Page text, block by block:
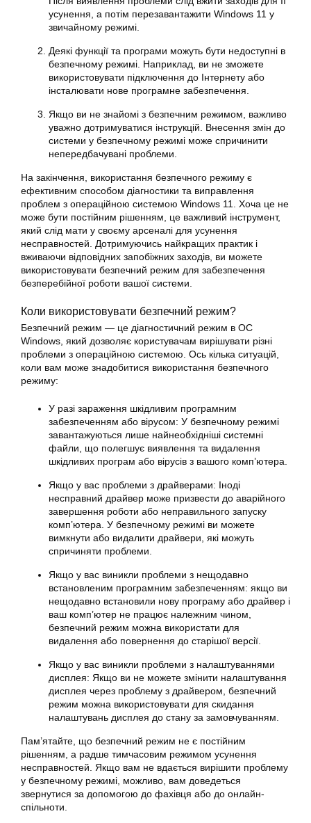
усунення, а потім перезавантажити Windows 11 у
звичайному режимі.
Деякі функції та програми можуть бути недоступні в
безпечному режимі. Наприклад, ви не зможете
використовувати підключення до Інтернету або
інсталювати нове програмне забезпечення.
Якщо ви не знайомі з безпечним режимом, важливо
уважно дотримуватися інструкцій. Внесення змін до
системи у безпечному режимі може спричинити
непередбачувані проблеми.
На закінчення, використання безпечного режиму є
ефективним способом діагностики та виправлення
проблем з операційною системою Windows 11. Хоча це не
може бути постійним рішенням, це важливий інструмент,
який слід мати у своєму арсеналі для усунення
несправностей. Дотримуючись найкращих практик і
вживаючи відповідних запобіжних заходів, ви можете
використовувати безпечний режим для забезпечення
безперебійної роботи вашої системи.
Коли використовувати безпечний режим?
Безпечний режим — це діагностичний режим в ОС
Windows, який дозволяє користувачам вирішувати різні
проблеми з операційною системою. Ось кілька ситуацій,
коли вам може знадобитися використання безпечного
режиму:
У разі зараження шкідливим програмним
забезпеченням або вірусом: У безпечному режимі
завантажуються лише найнеобхідніші системні
файли, що полегшує виявлення та видалення
шкідливих програм або вірусів з вашого комп’ютера.
Якщо у вас проблеми з драйверами: Іноді
несправний драйвер може призвести до аварійного
завершення роботи або неправильного запуску
комп’ютера. У безпечному режимі ви можете
вимкнути або видалити драйвери, які можуть
спричиняти проблеми.
Якщо у вас виникли проблеми з нещодавно
встановленим програмним забезпеченням: якщо ви
нещодавно встановили нову програму або драйвер і
ваш комп’ютер не працює належним чином,
безпечний режим можна використати для
видалення або повернення до старішої версії.
Якщо у вас виникли проблеми з налаштуваннями
дисплея: Якщо ви не можете змінити налаштування
дисплея через проблему з драйвером, безпечний
режим можна використовувати для скидання
налаштувань дисплея до стану за замовчуванням.
Пам’ятайте, що безпечний режим не є постійним
рішенням, а радше тимчасовим режимом усунення
несправностей. Якщо вам не вдається вирішити проблему
у безпечному режимі, можливо, вам доведеться
звернутися за допомогою до фахівця або до онлайн-
спільноти.